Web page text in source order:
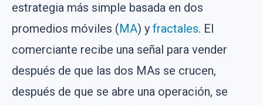
estrategia más simple basada en dos
promedios móviles (MA) y fractales. El
comerciante recibe una señal para vender
después de que las dos MAs se crucen,
después de que se abre una operación, se